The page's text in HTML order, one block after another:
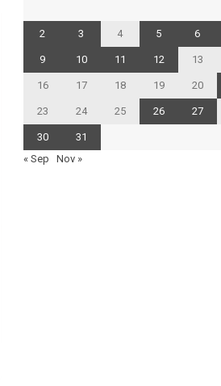
2 3 4 5 6
9 10 11 12 13
16 17 18 19 20
23 24 25 26 27
30
31
« Sep
Nov »